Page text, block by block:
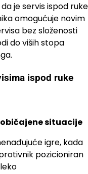
je servis ispod ruke
omogućuje novim
bez složenosti
do viših stopa
ispod ruke
situacije
igre, kada
pozicioniran